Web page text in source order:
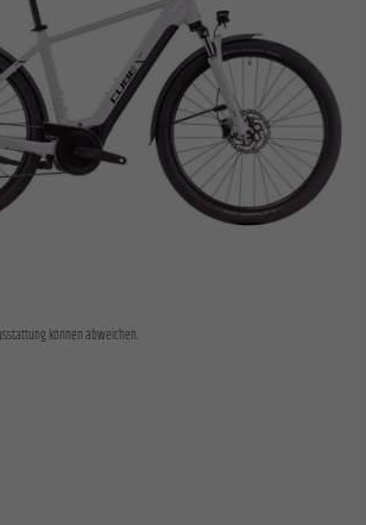
können abweichen.